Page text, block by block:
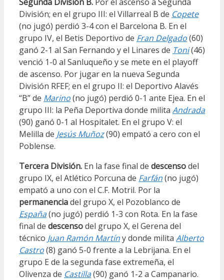
División; en el grupo III: el Villarreal B de Copete
(no jugó) perdió 3-4 con el Barcelona B. En el
grupo IV, el Betis Deportivo de Fran Delgado(60)
ganó 2-1 al San Fernando y el Linares de Toni(46)
venció 1-0 al Sanluqueño y se mete en el playoff
de ascenso. Por jugar en la nueva Segunda
División RFEF; en el grupo II: el Deportivo Alavés
“B” de Marino(no jugó) perdió 0-1 ante Ejea. En el
grupo III: la Peña Deportiva donde milita Andrada
(90) ganó 0-1 al Hospitalet. En el grupo V: el
Melilla de Jesús Muñoz(90) empató a cero con el
Poblense.
Tercera División. En la fase final de descensodel
grupo IX, el Atlético Porcuna de Farfán(no jugó)
empató a uno con el C.F. Motril. Por la
permanenciadel grupo X, el Pozoblanco de
España(no jugó) perdió 1-3 con Rota. En la fase
final de descensodel grupo X, el Gerena del
técnico Juan Ramón Martíny donde milita Alberto
Castro(8) ganó 5-0 frente a la Lebrijana. En el
grupo E de la segunda fase extremeña, el
Olivenza de Castilla(90) ganó 1-2 a Campanario.